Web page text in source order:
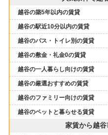
越谷の築5年以内の賃貸
越谷の駅近10分以内の賃貸
越谷のバス・トイレ別の賃貸
越谷の敷金・礼金0の賃貸
越谷の一人暮らし向けの賃貸
越谷の厳選おすすめの賃貸
越谷のファミリー向けの賃貸
越谷のペットと暮らせる賃貸
家賃から越